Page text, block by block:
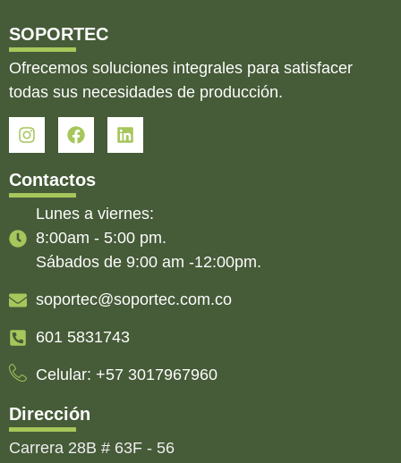
SOPORTEC
Ofrecemos soluciones integrales para satisfacer
todas sus necesidades de producción.
Contactos
Lunes a viernes:
8:00am - 5:00 pm.
Sábados de 9:00 am -12:00pm.
soportec@soportec.com.co
601 5831743
Celular: +57 3017967960
Dirección
Carrera 28B # 63F - 56